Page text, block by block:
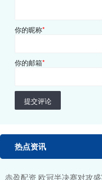
你的昵称*
你的邮箱*
提交评论
热点资讯
赤盈配资 欧冠半决赛对攻